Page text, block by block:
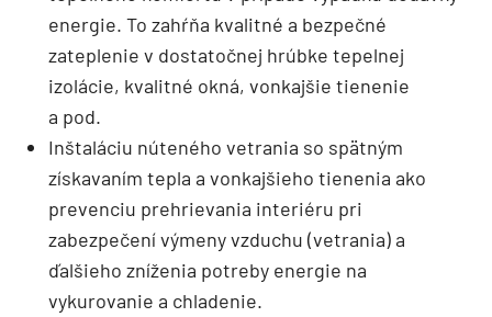
energie. To zahŕňa kvalitné a bezpečné
zateplenie v dostatočnej hrúbke tepelnej
izolácie, kvalitné okná, vonkajšie tienenie
a pod.
Inštaláciu núteného vetrania so spätným
získavaním tepla a vonkajšieho tienenia ako
prevenciu prehrievania interiéru pri
zabezpečení výmeny vzduchu (vetrania) a
ďalšieho zníženia potreby energie na
vykurovanie a chladenie.